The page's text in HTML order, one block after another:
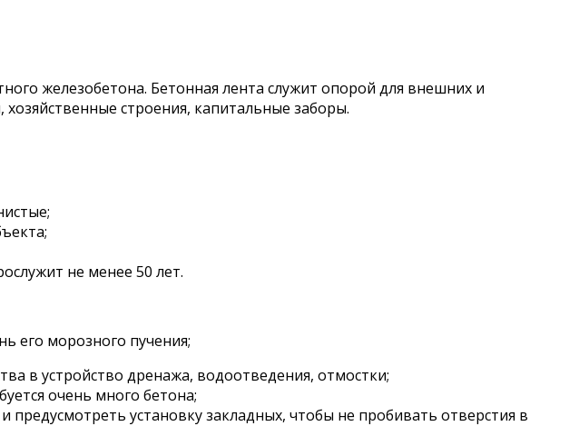
железобетона. Бетонная лента служит опорой для внешних и
строения, капитальные заборы.
не менее 50 лет.
его морозного пучения;
в устройство дренажа, водоотведения, отмостки;
очень много бетона;
установку закладных, чтобы не пробивать отверстия в